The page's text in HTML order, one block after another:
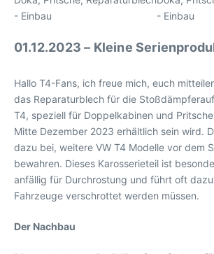
01.12.2023 – Kleine
Hallo T4-Fans, ich freue mich, euch
das Reparaturblech für die
T4, speziell für Doppelkabinen und
Mitte Dezember 2023 erhältlich sein wird.
dazu bei, weitere VW T4 Modelle vor dem
bewahren. Dieses Karosserieteil ist
anfällig für Durchrostung und führt oft
Fahrzeuge verschrottet werden müssen.
Der Nachbau